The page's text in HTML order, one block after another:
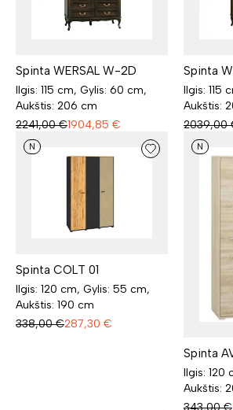
Spinta WERSAL W-2D
Ilgis: 115 cm, Gylis: 60 cm,
Aukštis: 206 cm
2241,00 €1904,85 €
Spinta
Ilgis: 115
Aukštis:
2039,00
N
Spinta COLT 01
Ilgis: 120 cm, Gylis: 55 cm,
Aukštis: 190 cm
338,00 €287,30 €
N
Spinta
Ilgis: 120
Aukštis:
343,00 €